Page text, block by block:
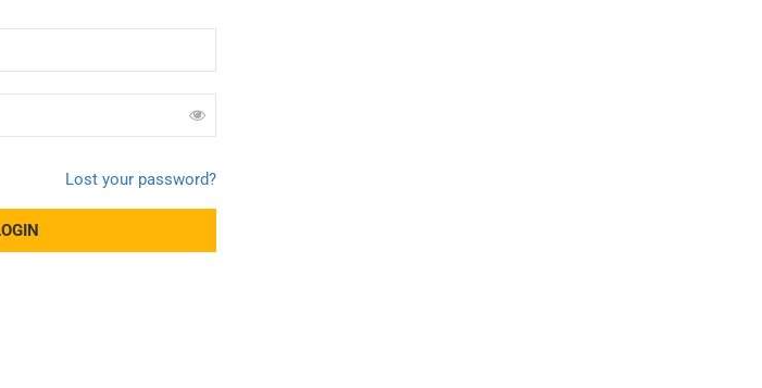
Lost your password?